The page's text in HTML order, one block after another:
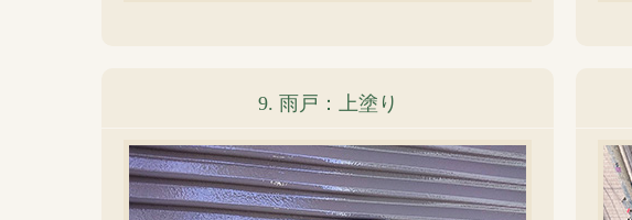
9. 雨戸：上塗り